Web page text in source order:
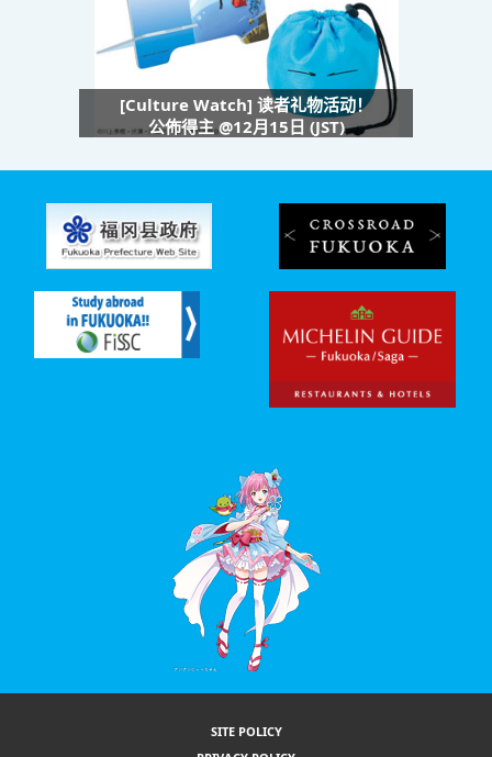
[Culture Watch] 读者礼物活动！
公佈得主 @12月15日 (JST)
SITE POLICY